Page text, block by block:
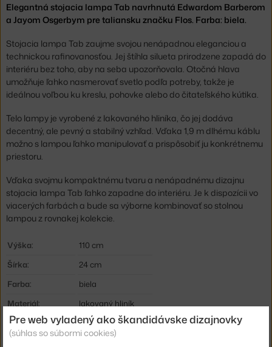
Elegantná stojacia lampa Tab navrhnutá Edwardom Barberom
a Jayom Osgerbym pre taliansku značku Flos. Farba: biela.
Stojacia lampa Tab zaujme svojou nenápadnou eleganciou a
technickou rafinovanosťou. Jej štíhla silueta prirodzene zapadá do
interiéru bez toho, aby na seba upozorňovala. Otočná hlava
umožňuje ľahko nasmerovať svetlo podľa potreby, takže je
ideálnou voľbou ku kreslu, pohovke alebo do čitateľského kútika.
Telo lampy je vyrobené z lakovaného hliníka, čo jej dodáva
decentný, ale pevný a stabilný vzhľad. Vďaka 1,9 m dlhému káblu
možno s lampou ľahko manipulovať a prispôsobiť ju konkrétnemu
priestoru.
Vďaka svojmu kompaktnému tvaru a nenápadnému dizajnu
stojacia lampa Tab ľahko zapadne do interiéru. Je k dispozícii vo
viacerých farbách a bude sa výborne kombinovať so stolnou
lampou z rovnakej kolekcie.
Výška:
110 cm
Šírka:
24 cm
Farba:
biela
Materiál:
lakovaný hliník
Dĺžka kábla:
1,9 m
Pre web vyladený ako škandidávske dizajnovky
(súhlas so súbormi cookies)